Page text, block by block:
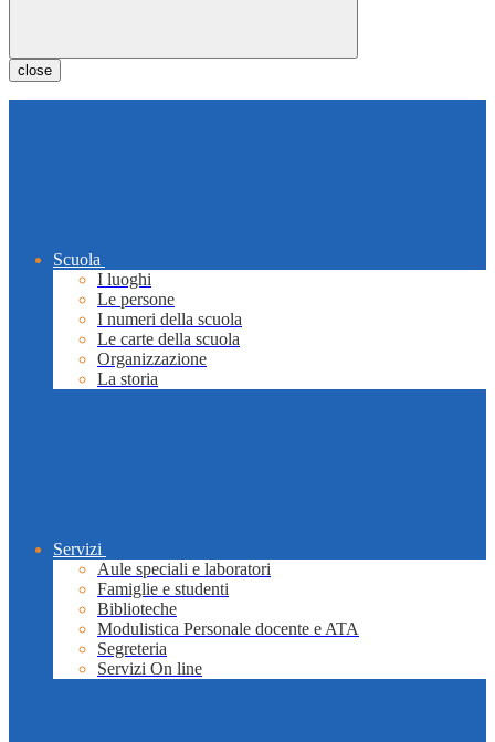
close
Scuola
I luoghi
Le persone
I numeri della scuola
Le carte della scuola
Organizzazione
La storia
Servizi
Aule speciali e laboratori
Famiglie e studenti
Biblioteche
Modulistica Personale docente e ATA
Segreteria
Servizi On line